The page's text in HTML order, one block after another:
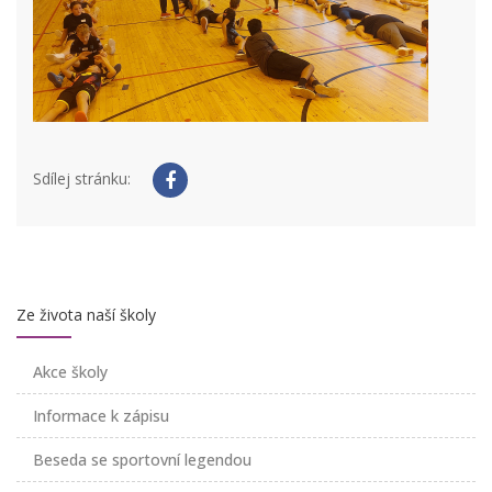
Sdílej stránku:
Ze života naší školy
Akce školy
Informace k zápisu
Beseda se sportovní legendou